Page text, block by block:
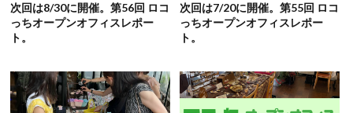
次回は8/30に開催。第56回 ロコ
っちオープンオフィスレポー
ト。
次回は7/20に開催。第55回 ロコ
っちオープンオフィスレポー
ト。